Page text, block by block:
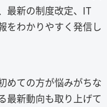
最新の制度改定、IT
をわかりやすく発信し
めての方が悩みがちな
最新動向も取り上げて